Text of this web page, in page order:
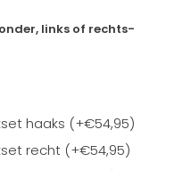
links of rechts-
haaks (+€54,95)
recht (+€54,95)